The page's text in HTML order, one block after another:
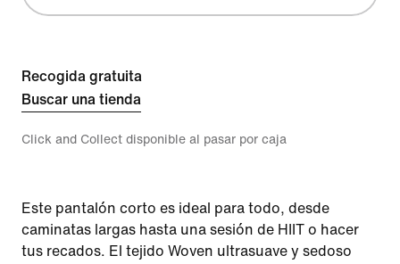
Recogida gratuita
Buscar una tienda
Click and Collect disponible al pasar por caja
Este pantalón corto es ideal para todo, desde
caminatas largas hasta una sesión de HIIT o hacer
tus recados. El tejido Woven ultrasuave y sedoso